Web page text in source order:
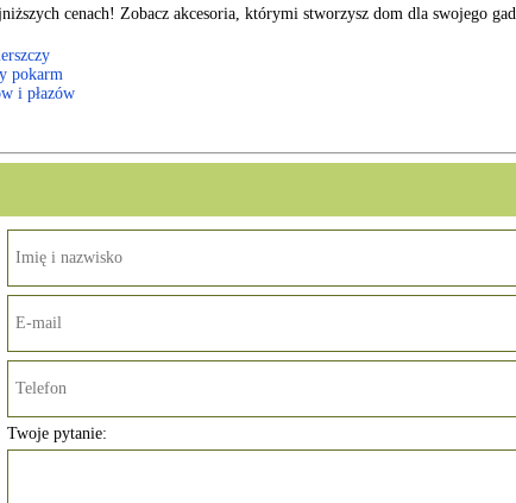
cenach! Zobacz akcesoria, którymi stworzysz dom dla swojego
pokarm
i płazów
Twoje pytanie: